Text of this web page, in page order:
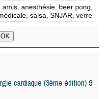
amis anesthésie beer pong
, salsa, SNJAR, verre
cardiaque (3ème édition) 9